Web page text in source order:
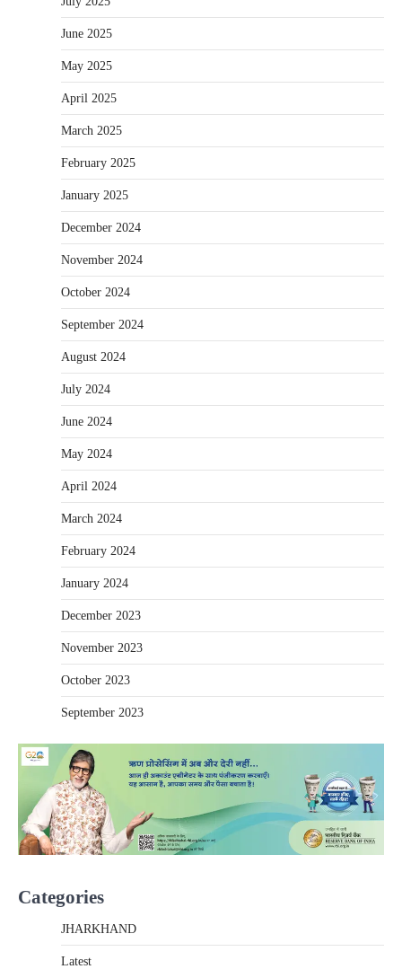
June 2025
May 2025
April 2025
March 2025
February 2025
January 2025
December 2024
November 2024
October 2024
September 2024
August 2024
July 2024
June 2024
May 2024
April 2024
March 2024
February 2024
January 2024
December 2023
November 2023
October 2023
September 2023
Categories
JHARKHAND
Latest